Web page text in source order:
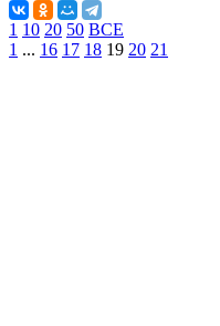
1 10 20 50 ВСЕ
1 ... 16 17 18 19 20 21